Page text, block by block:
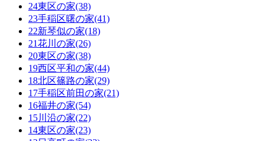
24東区の家(38)
23手稲区曙の家(41)
22新琴似の家(18)
21花川の家(26)
20東区の家(38)
19西区平和の家(44)
18北区篠路の家(29)
17手稲区前田の家(21)
16福井の家(54)
15川沿の家(22)
14東区の家(23)